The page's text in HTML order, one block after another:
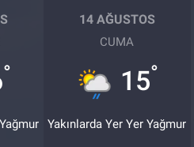
°
14 AĞUSTOS
CUMA
15°
Yakınlarda Yer Yer Yağmur